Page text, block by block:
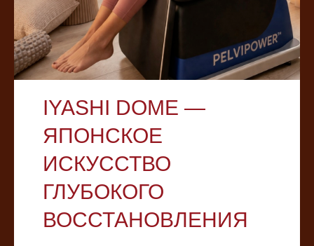
IYASHI DOME —
ЯПОНСКОЕ
ИСКУССТВО
ГЛУБОКОГО
ВОССТАНОВЛЕНИЯ